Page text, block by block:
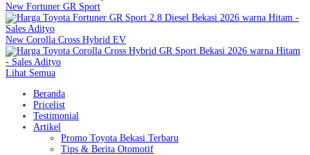
New Fortuner GR Sport
New Corolla Cross Hybrid EV
Lihat Semua
Beranda
Pricelist
Testimonial
Artikel
Promo Toyota Bekasi Terbaru
Tips & Berita Otomotif